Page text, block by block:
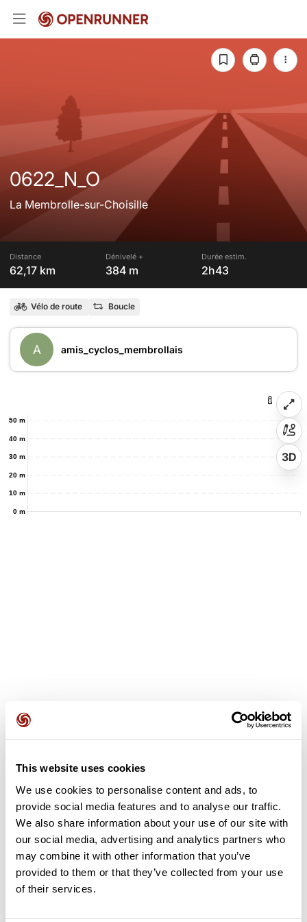
This website uses cookies
We use cookies to personalise content and ads, to
provide social media features and to analyse our traffic.
We also share information about your use of our site with
our social media, advertising and analytics partners who
may combine it with other information that you’ve
provided to them or that they’ve collected from your use
of their services.
0622_N_O
La Membrolle-sur-Choisille
Distance
62,17 km
Dénivelé +
384 m
Durée estim.
2h43
Vélo de route Boucle
A amis_cyclos_membrollais
0 m
10 m
20 m
30 m
40 m
50 m
3D
Ajouter un avis
Découvrez ce parcours de vélo de 62,2 km à proximité de La